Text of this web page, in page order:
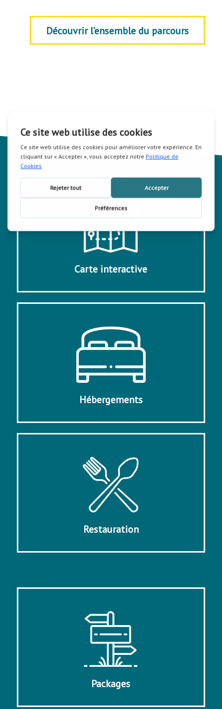
Découvrir l’ensemble du parcours
Carte interactive
Hébergements
Restauration
Packages